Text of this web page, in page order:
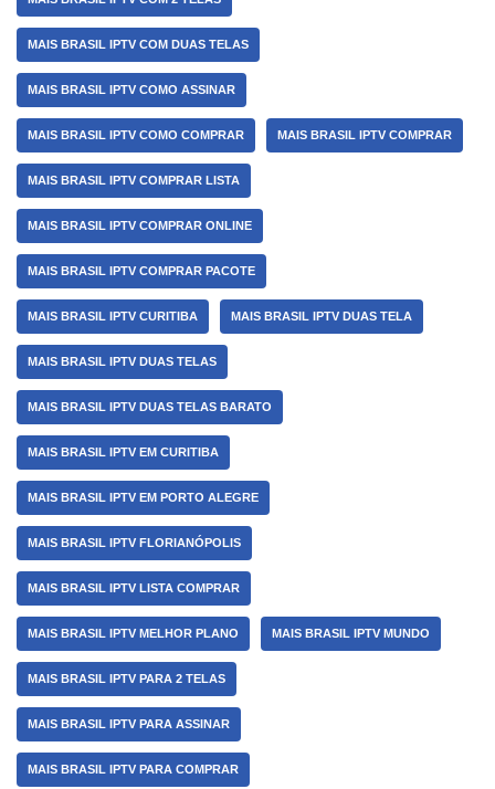
MAIS BRASIL IPTV COM DUAS TELAS
MAIS BRASIL IPTV COMO ASSINAR
MAIS BRASIL IPTV COMO COMPRAR MAIS BRASIL IPTV COMPRAR
MAIS BRASIL IPTV COMPRAR LISTA
MAIS BRASIL IPTV COMPRAR ONLINE
MAIS BRASIL IPTV COMPRAR PACOTE
MAIS BRASIL IPTV CURITIBA MAIS BRASIL IPTV DUAS TELA
MAIS BRASIL IPTV DUAS TELAS
MAIS BRASIL IPTV DUAS TELAS BARATO
MAIS BRASIL IPTV EM CURITIBA
MAIS BRASIL IPTV EM PORTO ALEGRE
MAIS BRASIL IPTV FLORIANÓPOLIS
MAIS BRASIL IPTV LISTA COMPRAR
MAIS BRASIL IPTV MELHOR PLANO MAIS BRASIL IPTV MUNDO
MAIS BRASIL IPTV PARA 2 TELAS
MAIS BRASIL IPTV PARA ASSINAR
MAIS BRASIL IPTV PARA COMPRAR